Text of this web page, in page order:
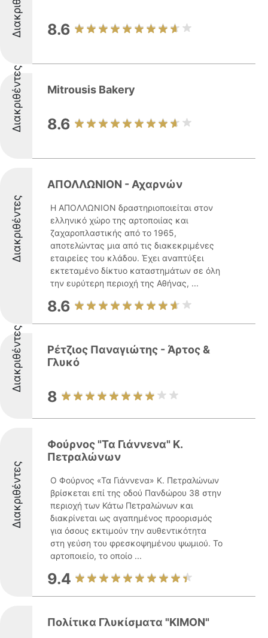
8.6
Διακριθέντες Mitrousis Bakery
8.6
Διακριθέντες
ΑΠΟΛΛΩΝΙΟΝ - Αχαρνών
Η ΑΠΟΛΛΩΝΙΟΝ δραστηριοποιείται στον
ελληνικό χώρο της αρτοποιίας και
ζαχαροπλαστικής από το 1965,
αποτελώντας μια από τις διακεκριμένες
εταιρείες του κλάδου. Έχει αναπτύξει
εκτεταμένο δίκτυο καταστημάτων σε όλη
την ευρύτερη περιοχή της Αθήνας, ...
8.6
Διακριθέντες
Ρέτζιος Παναγιώτης - Άρτος &
Γλυκό
8
Διακριθέντες
Φούρνος "Τα Γιάννενα" Κ.
Πετραλώνων
Ο Φούρνος «Τα Γιάννενα» Κ. Πετραλώνων
βρίσκεται επί της οδού Πανδώρου 38 στην
περιοχή των Κάτω Πετραλώνων και
διακρίνεται ως αγαπημένος προορισμός
για όσους εκτιμούν την αυθεντικότητα
στη γεύση του φρεσκοψημένου ψωμιού. Το
αρτοποιείο, το οποίο ...
9.4
Πολίτικα Γλυκίσματα "ΚΙΜΟΝ"